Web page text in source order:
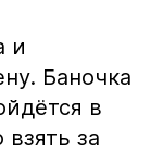
и
Баночка
в
за